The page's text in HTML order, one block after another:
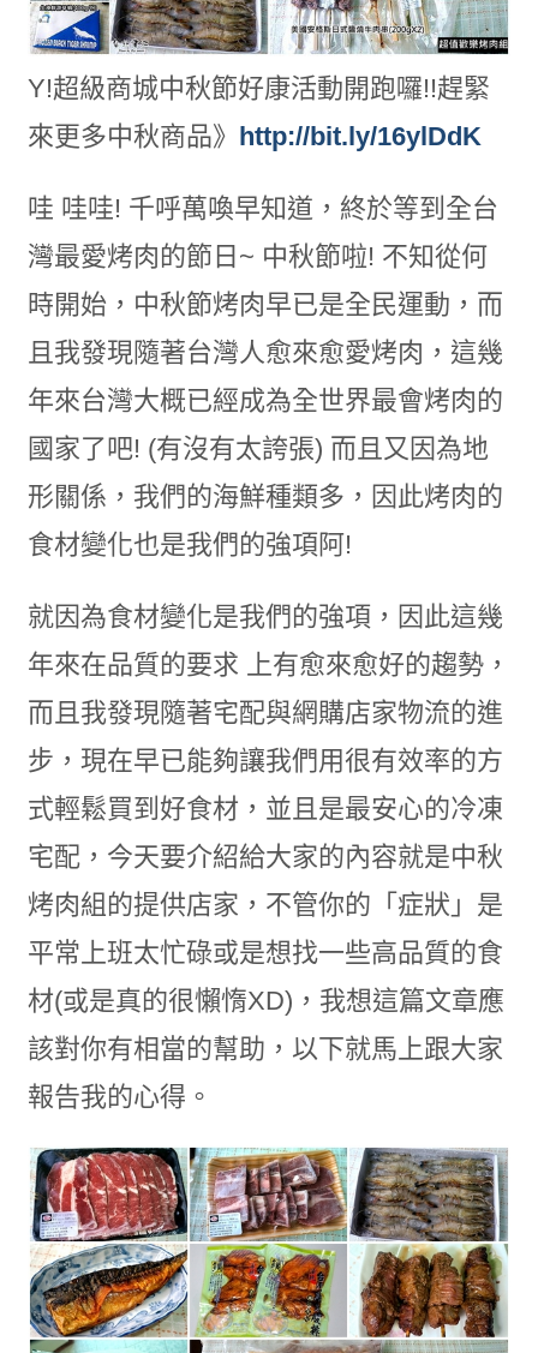
Y!超級商城中秋節好康活動開跑囉!!趕緊
來更多中秋商品》 http://bit.ly/16ylDdK
哇 哇哇! 千呼萬喚早知道，終於等到全台
灣最愛烤肉的節日~ 中秋節啦! 不知從何
時開始，中秋節烤肉早已是全民運動，而
且我發現隨著台灣人愈來愈愛烤肉，這幾
年來台灣大概已經成為全世界最會烤肉的
國家了吧! (有沒有太誇張) 而且又因為地
形關係，我們的海鮮種類多，因此烤肉的
食材變化也是我們的強項阿!
就因為食材變化是我們的強項，因此這幾
年來在品質的要求 上有愈來愈好的趨勢，
而且我發現隨著宅配與網購店家物流的進
步，現在早已能夠讓我們用很有效率的方
式輕鬆買到好食材，並且是最安心的冷凍
宅配，今天要介紹給大家的內容就是中秋
烤肉組的提供店家，不管你的「症狀」是
平常上班太忙碌或是想找一些高品質的食
材(或是真的很懶惰XD)，我想這篇文章應
該對你有相當的幫助，以下就馬上跟大家
報告我的心得。